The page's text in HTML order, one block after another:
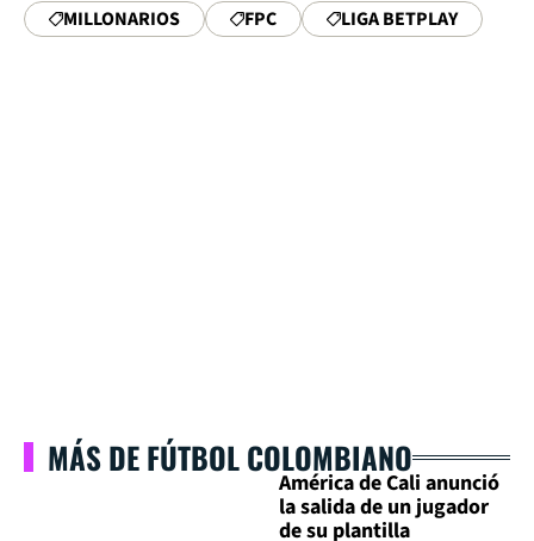
MILLONARIOS FPC LIGA BETPLAY
MÁS DE FÚTBOL COLOMBIANO
América de Cali anunció
la salida de un jugador
de su plantilla